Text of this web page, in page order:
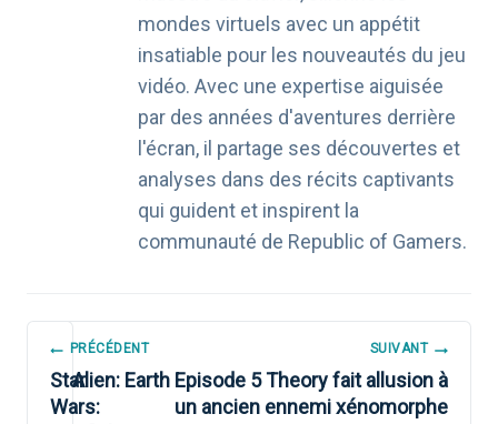
mondes virtuels avec un appétit
insatiable pour les nouveautés du jeu
vidéo. Avec une expertise aiguisée
par des années d'aventures derrière
l'écran, il partage ses découvertes et
analyses dans des récits captivants
qui guident et inspirent la
communauté de Republic of Gamers.
NAVIGATION
DE
PRÉCÉDENT
Star
Wars:
SUIVANT
Alien: Earth Episode 5 Theory fait allusion à
un ancien ennemi xénomorphe